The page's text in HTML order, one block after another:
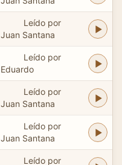
Leído por
Juan Santana
Leído por
Eduardo
Leído por
Juan Santana
Leído por
Juan Santana
Leído por